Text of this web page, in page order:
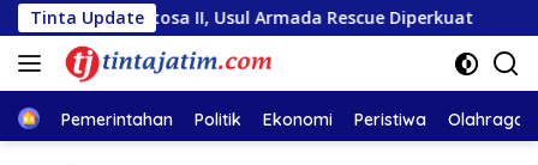
Langsung
ke
konten
Tinta Update
II, Usul Armada Rescue Diperkuat Sambut HUT
HomePemerintahan Politik Ekonomi Peristiwa Olahraga